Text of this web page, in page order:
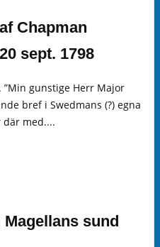
Chapman
sept. 1798
”Min gunstige Herr Major
bref i Swedmans (?) egna
med....
sund